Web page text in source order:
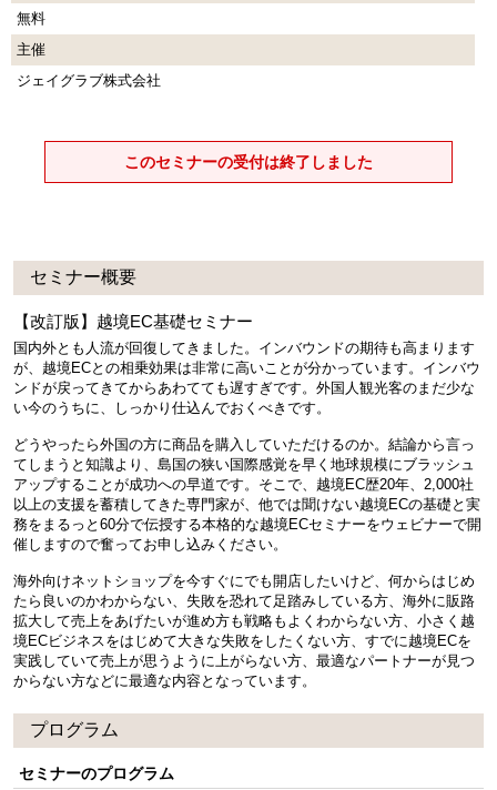
無料
主催
ジェイグラブ株式会社
このセミナーの受付は終了しました
セミナー概要
【改訂版】越境EC基礎セミナー
国内外とも人流が回復してきました。インバウンドの期待も高まります
が、越境ECとの相乗効果は非常に高いことが分かっています。インバウ
ンドが戻ってきてからあわてても遅すぎです。外国人観光客のまだ少な
い今のうちに、しっかり仕込んでおくべきです。
どうやったら外国の方に商品を購入していただけるのか。結論から言っ
てしまうと知識より、島国の狭い国際感覚を早く地球規模にブラッシュ
アップすることが成功への早道です。そこで、越境EC歴20年、2,000社
以上の支援を蓄積してきた専門家が、他では聞けない越境ECの基礎と実
務をまるっと60分で伝授する本格的な越境ECセミナーをウェビナーで開
催しますので奮ってお申し込みください。
海外向けネットショップを今すぐにでも開店したいけど、何からはじめ
たら良いのかわからない、失敗を恐れて足踏みしている方、海外に販路
拡大して売上をあげたいが進め方も戦略もよくわからない方、小さく越
境ECビジネスをはじめて大きな失敗をしたくない方、すでに越境ECを
実践していて売上が思うように上がらない方、最適なパートナーが見つ
からない方などに最適な内容となっています。
プログラム
セミナーのプログラム